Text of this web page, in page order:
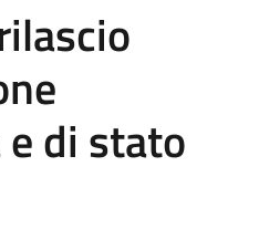
di stato